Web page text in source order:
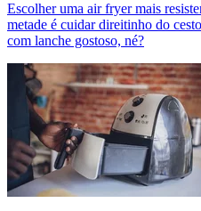
Escolher uma air fryer mais
metade é cuidar direitinho do
com lanche gostoso, né?